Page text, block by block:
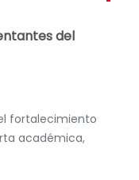
del
fortalecimiento
académica,